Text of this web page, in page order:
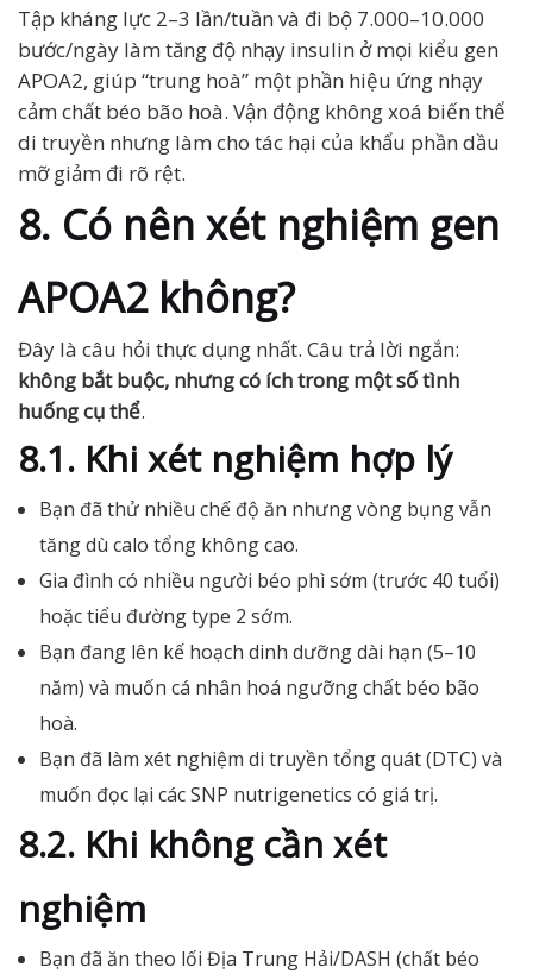
Tập kháng lực 2–3 lần/tuần và đi bộ 7.000–10.000
bước/ngày làm tăng độ nhạy insulin ở mọi kiểu gen
APOA2, giúp “trung hoà” một phần hiệu ứng nhạy
cảm chất béo bão hoà. Vận động không xoá biến thể
di truyền nhưng làm cho tác hại của khẩu phần dầu
mỡ giảm đi rõ rệt.
8. Có nên xét nghiệm gen
APOA2 không?
Đây là câu hỏi thực dụng nhất. Câu trả lời ngắn:
không bắt buộc, nhưng có ích trong một số tình
huống cụ thể.
8.1. Khi xét nghiệm hợp lý
Bạn đã thử nhiều chế độ ăn nhưng vòng bụng vẫn
tăng dù calo tổng không cao.
Gia đình có nhiều người béo phì sớm (trước 40 tuổi)
hoặc tiểu đường type 2 sớm.
Bạn đang lên kế hoạch dinh dưỡng dài hạn (5–10
năm) và muốn cá nhân hoá ngưỡng chất béo bão
hoà.
Bạn đã làm xét nghiệm di truyền tổng quát (DTC) và
muốn đọc lại các SNP nutrigenetics có giá trị.
8.2. Khi không cần xét
nghiệm
Bạn đã ăn theo lối Địa Trung Hải/DASH (chất béo